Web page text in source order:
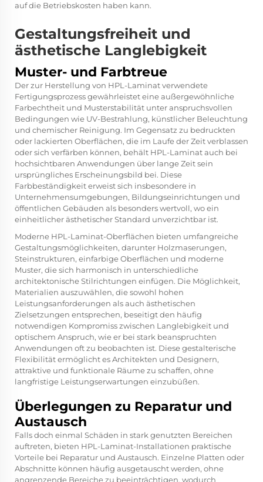
auf die Betriebskosten haben kann.
Gestaltungsfreiheit und
ästhetische Langlebigkeit
Muster- und Farbtreue
Der zur Herstellung von HPL-Laminat verwendete
Fertigungsprozess gewährleistet eine außergewöhnliche
Farbechtheit und Musterstabilität unter anspruchsvollen
Bedingungen wie UV-Bestrahlung, künstlicher Beleuchtung
und chemischer Reinigung. Im Gegensatz zu bedruckten
oder lackierten Oberflächen, die im Laufe der Zeit verblassen
oder sich verfärben können, behält HPL-Laminat auch bei
hochsichtbaren Anwendungen über lange Zeit sein
ursprüngliches Erscheinungsbild bei. Diese
Farbbeständigkeit erweist sich insbesondere in
Unternehmensumgebungen, Bildungseinrichtungen und
öffentlichen Gebäuden als besonders wertvoll, wo ein
einheitlicher ästhetischer Standard unverzichtbar ist.
Moderne HPL-Laminat-Oberflächen bieten umfangreiche
Gestaltungsmöglichkeiten, darunter Holzmaserungen,
Steinstrukturen, einfarbige Oberflächen und moderne
Muster, die sich harmonisch in unterschiedliche
architektonische Stilrichtungen einfügen. Die Möglichkeit,
Materialien auszuwählen, die sowohl hohen
Leistungsanforderungen als auch ästhetischen
Zielsetzungen entsprechen, beseitigt den häufig
notwendigen Kompromiss zwischen Langlebigkeit und
optischem Anspruch, wie er bei stark beanspruchten
Anwendungen oft zu beobachten ist. Diese gestalterische
Flexibilität ermöglicht es Architekten und Designern,
attraktive und funktionale Räume zu schaffen, ohne
langfristige Leistungserwartungen einzubüßen.
Überlegungen zu Reparatur und
Austausch
Falls doch einmal Schäden in stark genutzten Bereichen
auftreten, bieten HPL-Laminat-Installationen praktische
Vorteile bei Reparatur und Austausch. Einzelne Platten oder
Abschnitte können häufig ausgetauscht werden, ohne
angrenzende Bereiche zu beeinträchtigen, wodurch